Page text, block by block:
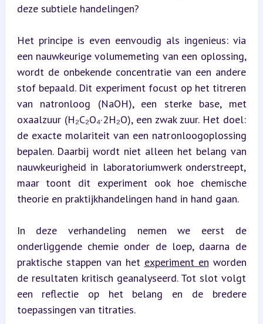
deze subtiele handelingen?
Het principe is even eenvoudig als ingenieus: via
een nauwkeurige volumemeting van een oplossing,
wordt de onbekende concentratie van een andere
stof bepaald. Dit experiment focust op het titreren
van natronloog (NaOH), een sterke base, met
oxaalzuur (H₂C₂O₄·2H₂O), een zwak zuur. Het doel:
de exacte molariteit van een natronloogoplossing
bepalen. Daarbij wordt niet alleen het belang van
nauwkeurigheid in laboratoriumwerk onderstreept,
maar toont dit experiment ook hoe chemische
theorie en praktijkhandelingen hand in hand gaan.
In deze verhandeling nemen we eerst de
onderliggende chemie onder de loep, daarna de
praktische stappen van het experiment en worden
de resultaten kritisch geanalyseerd. Tot slot volgt
een reflectie op het belang en de bredere
toepassingen van titraties.